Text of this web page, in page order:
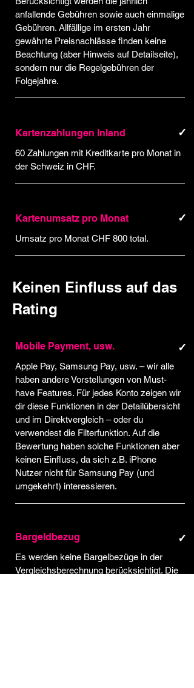
anfallende Gebühren sowie auch einmalige
Gebühren. Allfällige im ersten Jahr
gewährte Preisnachlässe finden keine
Beachtung (aber Hinweis auf Detailseite),
sondern nur die Regelgebühren der
Folgejahre.
Kartenzahlungen Inland ✓
60 Zahlungen mit Kreditkarte pro Monat in
der Schweiz in CHF.
Kartenumsatz pro Monat ✓
Umsatz pro Monat CHF 800 total.
Keinen Einfluss auf das
Rating
Mobile Payment, usw. ✓
Apple Pay, Samsung Pay, usw. – wir alle
haben andere Vorstellungen von Must-
have Features. Für jedes Konto zeigen wir
dir diese Funktionen in der Detailübersicht
und im Direktvergleich – oder du
verwendest die Filterfunktion. Auf die
Bewertung haben solche Funktionen aber
keinen Einfluss, da sich z.B. iPhone
Nutzer nicht für Samsung Pay (und
umgekehrt) interessieren.
Bargeldbezug ✓
Es werden keine Bargelbezüge in der
Vergleichsberechnung berücksichtigt. Die